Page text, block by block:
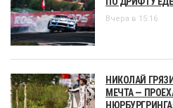
Вчера в 15:16
НИКОЛАЙ
МЕЧТА —